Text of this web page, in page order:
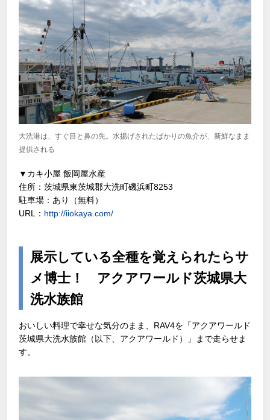
大洗港は、すぐ目と鼻の先。水揚げされたばかりの魚介が、新鮮なまま
提供される
▼カキ小屋 飯岡屋水産
住所：茨城県東茨城郡大洗町磯浜町8253
駐車場：あり（無料）
URL： http://iiokaya.com/
展示している全種を覚えられたらサ
メ博士！ アクアワールド茨城県大
洗水族館
おいしい料理で幸せな気分のまま、RAV4を「アクアワールド
茨城県大洗水族館（以下、アクアワールド）」まで走らせま
す。